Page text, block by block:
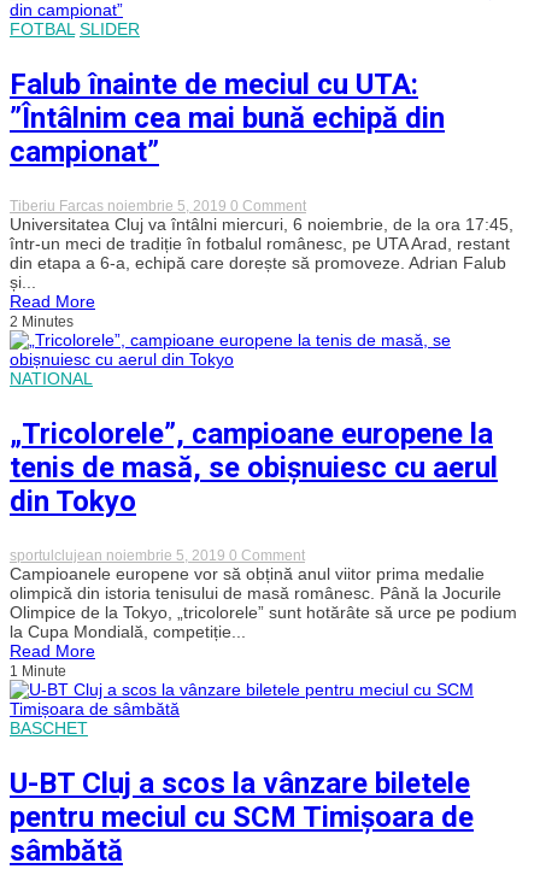
FOTBAL SLIDER
Falub înainte de meciul cu UTA:
”Întâlnim cea mai bună echipă din
campionat”
Tiberiu Farcas noiembrie 5, 2019 0 Commenton
Falub
înainte
de
meciul
cea
Universitatea Cluj va întâlni miercuri, 6 noiembrie, de la ora 17:45,
într-un meci de tradiție în fotbalul românesc, pe UTA Arad, restant
din etapa a 6-a, echipă care dorește să promoveze. Adrian Falub
și...
Read More
2 Minutes
NATIONAL
„Tricolorele”, campioane europene la
tenis de masă, se obișnuiesc cu aerul
din Tokyo
sportulclujean noiembrie 5, 2019 0 Commenton
„Tricolorele”,
campioane
europene
la
se
Campioanele europene vor să obțină anul viitor prima medalie
olimpică din istoria tenisului de masă românesc. Până la Jocurile
Olimpice de la Tokyo, „tricolorele” sunt hotărâte să urce pe podium
la Cupa Mondială, competiție...
Read More
1 Minute
BASCHET
U-BT Cluj a scos la vânzare biletele
pentru meciul cu SCM Timișoara de
sâmbătă